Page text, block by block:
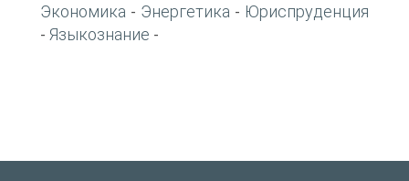
Экономика - Энергетика - Юриспруденция
- Языкознание -